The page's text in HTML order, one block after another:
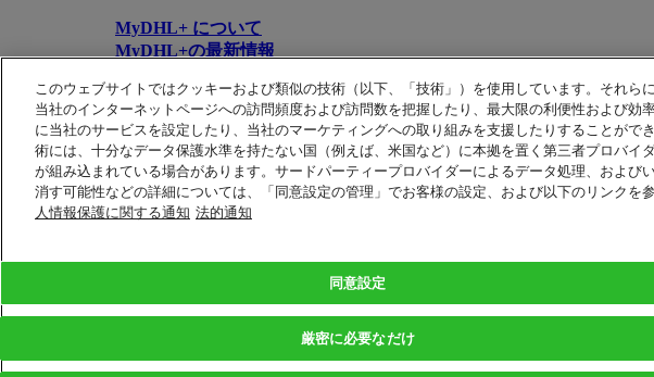
MyDHL+ について
MyDHL+の最新情報
ホーム 発送 追跡
お問い合わせ先・サポート
ヘルプ
よくあるご質問
お問い合わせ先
個人情報の取扱い
不正認識
プレス
法務情報
このウェブサイトではクッキーおよび類似の技術（以下、「技術」）を使用しています。それら
当社のインターネットページへの訪問頻度および訪問数を把握したり、最大限の利便性および効
に当社のサービスを設定したり、当社のマーケティングへの取り組みを支援したりすることがで
術には、十分なデータ保護水準を持たない国（例えば、米国など）に本拠を置く第三者プロバイ
が組み込まれている場合があります。サードパーティープロバイダーによるデータ処理、および
消す可能性などの詳細については、「同意設定の管理」でお客様の設定、および以下のリンクを
人情報保護に関する通知 法的通知
同意設定
厳密に必要なだけ